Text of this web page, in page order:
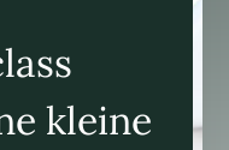
kleine